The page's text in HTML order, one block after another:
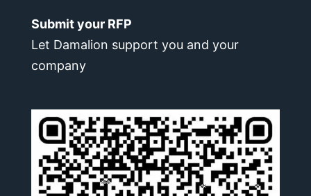
Submit your RFP
Let Damalion support you and your
company